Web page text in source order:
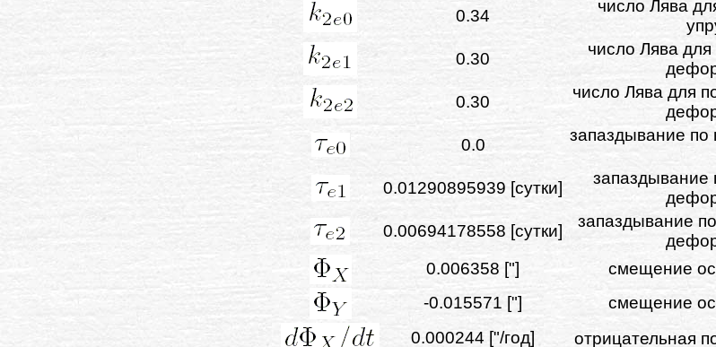
0.34
число Лява
0.30
число Лява
0.30
число Лява для
0.0
запаздывание по
0.01290895939 [сутки]
запаздывание
0.00694178558 [сутки]
запаздывание
0.006358 ["]
смещение
-0.015571 ["]
смещение
0.000244 ["/год]
отрицательная